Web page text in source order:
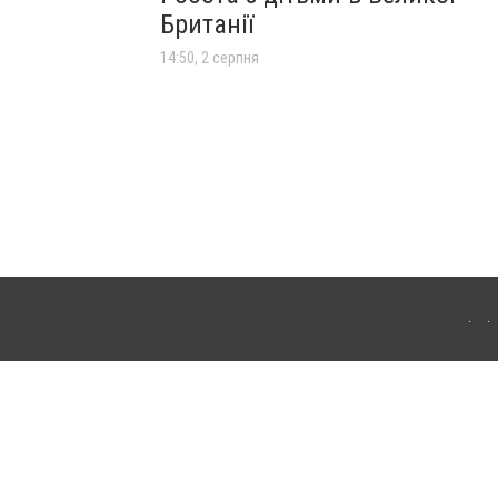
Британії
14:50, 2 серпня